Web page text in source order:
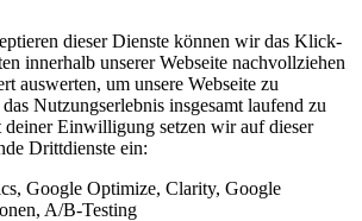
dieser Dienste können wir das Klick-
innerhalb unserer Webseite nachvollziehen
auswerten, um unsere Webseite zu
Nutzungserlebnis insgesamt laufend zu
deiner Einwilligung setzen wir auf dieser
Drittdienste ein:
Google Optimize, Clarity, Google
A/B-Testing